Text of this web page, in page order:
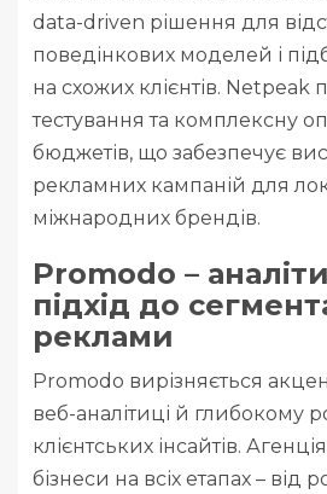
data-driven рішення для
поведінкових моделей і
на схожих клієнтів. Netpeak
тестування та комплексну
бюджетів, що забезпечує
рекламних кампаній для
міжнародних брендів.
Promodo –
підхід до
реклами
Promodo вирізняється
веб-аналітиці й глибокому
клієнтських інсайтів.
бізнеси на всіх етапах – від